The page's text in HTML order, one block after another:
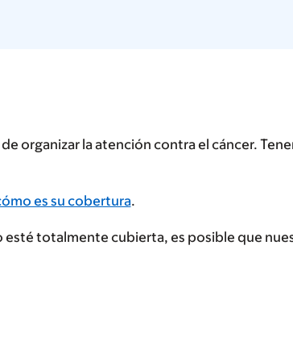
organizar la atención contra el cáncer.
es su cobertura.
esté totalmente cubierta, es posible que